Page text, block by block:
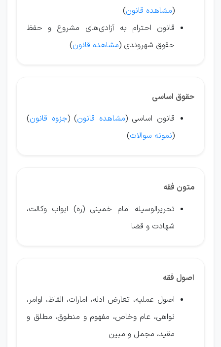
(مشاهده قانون)
قانون احترام به آزادی‌های مشروع و حفظ
حقوق شهروندی (مشاهده قانون)
حقوق اساسی
قانون اساسی (مشاهده قانون) (جزوه قانون)
(نمونه سوالات)
متون فقه
تحریرالوسیله امام خمینی (ره) ابواب وکالت،
شهادت و قضا
اصول فقه
اصول عملیه، تعارض ادله، امارات، الفاظ، اوامر،
نواهی، عام وخاص، مفهوم و منطوق، مطلق و
مقید، مجمل و مبین